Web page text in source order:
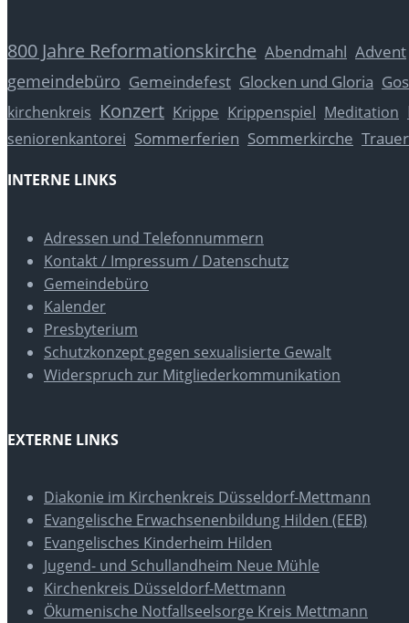
800 Jahre Reformationskirche Abendmahl Advent
gemeindebüro Gemeindefest Glocken und Gloria
kirchenkreis Konzert Krippe Krippenspiel Meditation
seniorenkantorei Sommerferien Sommerkirche Trauer
INTERNE LINKS
Adressen und Telefonnummern
Kontakt / Impressum / Datenschutz
Gemeindebüro
Kalender
Presbyterium
Schutzkonzept gegen sexualisierte Gewalt
Widerspruch zur Mitgliederkommunikation
EXTERNE LINKS
Diakonie im Kirchenkreis Düsseldorf-Mettmann
Evangelische Erwachsenenbildung Hilden (EEB)
Evangelisches Kinderheim Hilden
Jugend- und Schullandheim Neue Mühle
Kirchenkreis Düsseldorf-Mettmann
Ökumenische Notfallseelsorge Kreis Mettmann